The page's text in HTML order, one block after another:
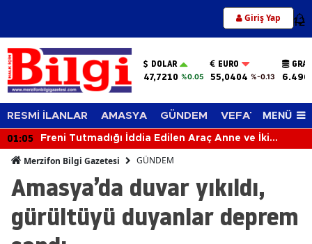
Giriş Yap 12
DOLAR
47,7210 %0.05
EURO
55,0404 %-0.13
RESMİ İLANLAR AMASYA GÜNDEM VEFAT EDENLER
MENÜ
01:05
Freni Tutmadığı İddia Edilen Araç Anne ve İki
Merzifon Bilgi Gazetesi GÜNDEM
Amasya’da duvar yıkıldı,
gürültüyü duyanlar deprem